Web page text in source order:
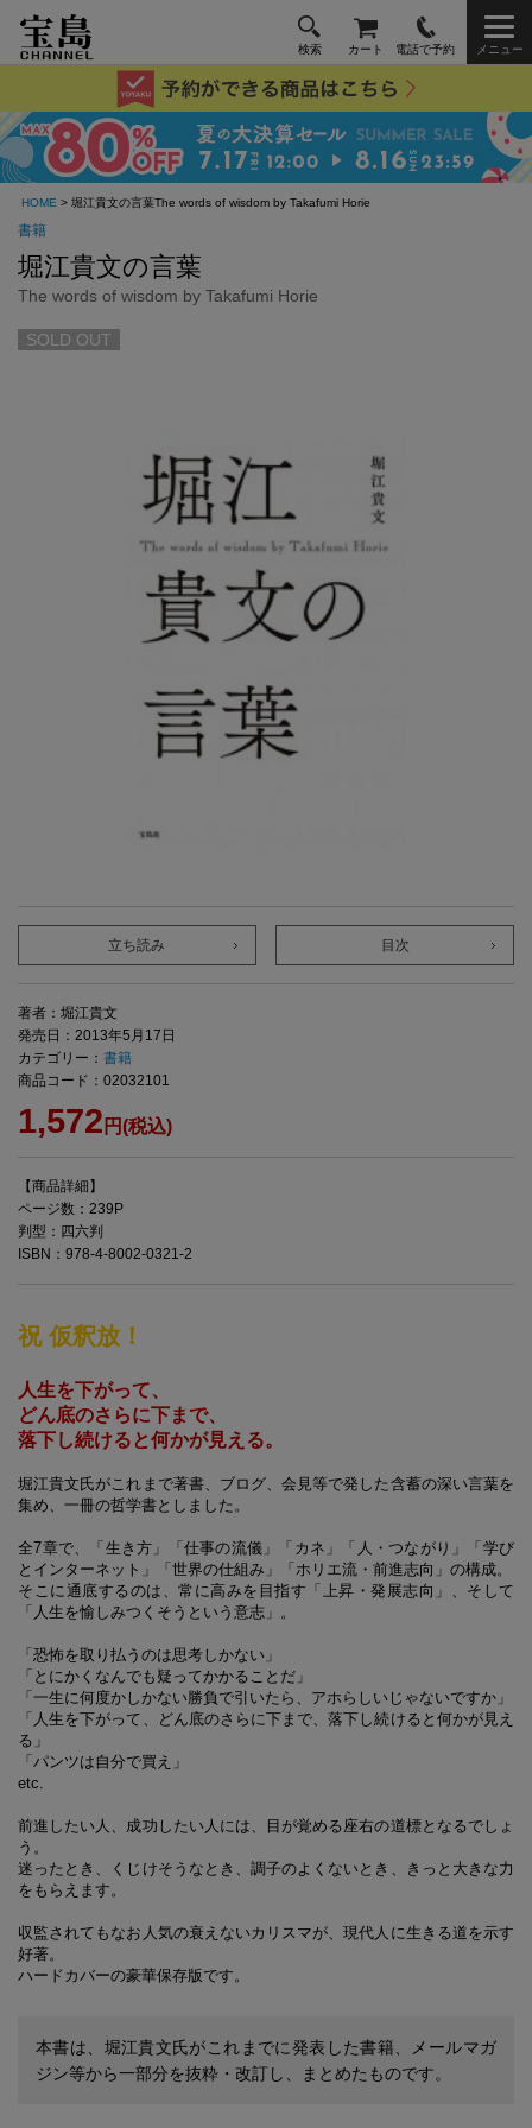
検索 カート 電話で予約 メニュー
HOME > 堀江貴文の言葉The words of wisdom by Takafumi Horie
書籍
堀江貴文の言葉
The words of wisdom by Takafumi Horie
SOLD OUT
立ち読み 目次
著者：堀江貴文
発売日：2013年5月17日
カテゴリー： 書籍
商品コード：02032101
1,572 円(税込)
【商品詳細】
ページ数：239P
判型：四六判
ISBN：978-4-8002-0321-2
祝 仮釈放！
人生を下がって、
どん底のさらに下まで、
落下し続けると何かが見える。
堀江貴文氏がこれまで著書、ブログ、会見等で発した含蓄の深い言葉を
集め、一冊の哲学書としました。
全7章で、「生き方」「仕事の流儀」「カネ」「人・つながり」「学び
とインターネット」「世界の仕組み」「ホリエ流・前進志向」の構成。
そこに通底するのは、常に高みを目指す「上昇・発展志向」、そして
「人生を愉しみつくそうという意志」。
「恐怖を取り払うのは思考しかない」
「とにかくなんでも疑ってかかることだ」
「一生に何度かしかない勝負で引いたら、アホらしいじゃないですか」
「人生を下がって、どん底のさらに下まで、落下し続けると何かが見え
る」
「パンツは自分で買え」
etc.
前進したい人、成功したい人には、目が覚める座右の道標となるでしょ
う。
迷ったとき、くじけそうなとき、調子のよくないとき、きっと大きな力
をもらえます。
収監されてもなお人気の衰えないカリスマが、現代人に生きる道を示す
好著。
ハードカバーの豪華保存版です。
本書は、堀江貴文氏がこれまでに発表した書籍、メールマガ
ジン等から一部分を抜粋・改訂し、まとめたものです。